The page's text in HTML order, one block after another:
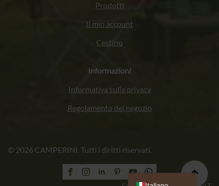
Prodotti
Il mio account
Cestino
Informazioni
Informativa sulla privacy
Regolamento del negozio
© 2026 CAMPERINI. Tutti i diritti riservati.
Polski
English (UK)
Deutsch
Français